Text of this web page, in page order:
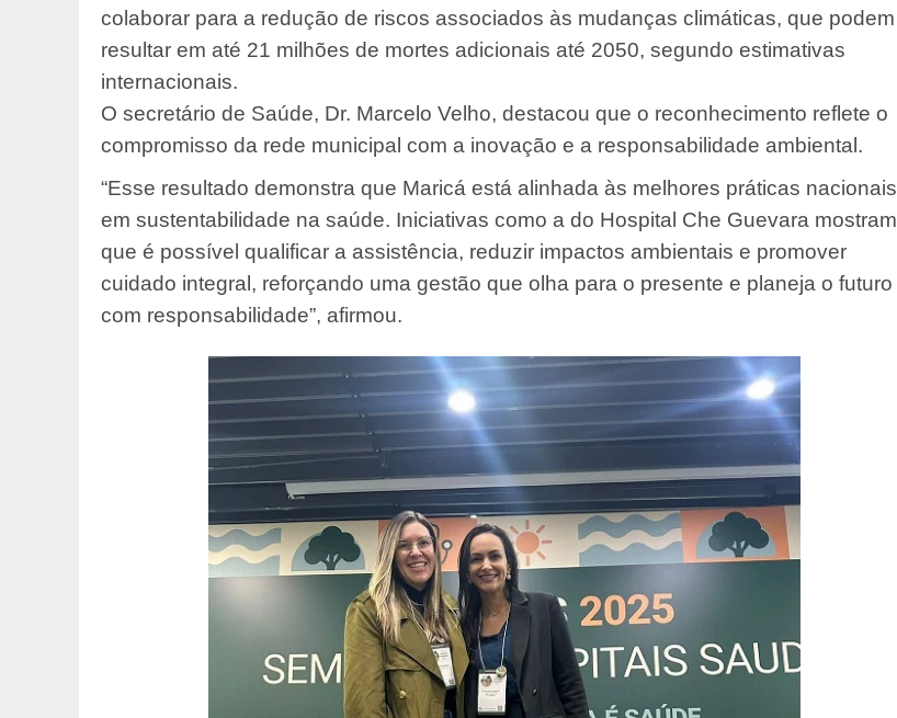
colaborar para a redução de riscos associados às mudanças climáticas, que podem
resultar em até 21 milhões de mortes adicionais até 2050, segundo estimativas
internacionais.
O secretário de Saúde, Dr. Marcelo Velho, destacou que o reconhecimento reflete o
compromisso da rede municipal com a inovação e a responsabilidade ambiental.
“Esse resultado demonstra que Maricá está alinhada às melhores práticas nacionais
em sustentabilidade na saúde. Iniciativas como a do Hospital Che Guevara mostram
que é possível qualificar a assistência, reduzir impactos ambientais e promover
cuidado integral, reforçando uma gestão que olha para o presente e planeja o futuro
com responsabilidade”, afirmou.